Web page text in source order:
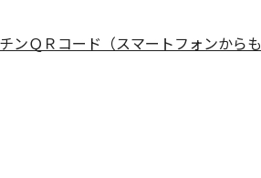
ンＱＲコード（スマートフォンからも